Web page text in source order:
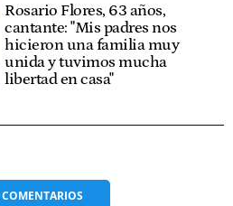
Rosario Flores, 63 años,
cantante: "Mis padres nos
hicieron una familia muy
unida y tuvimos mucha
libertad en casa"
COMENTARIOS